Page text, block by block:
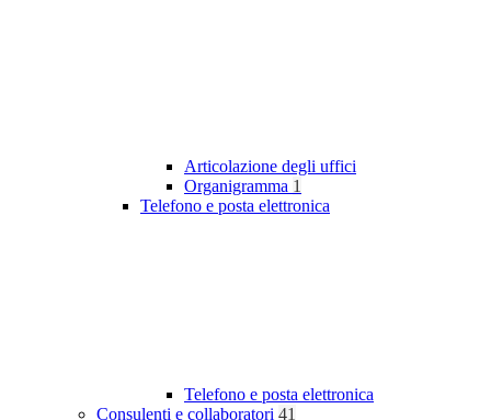
Articolazione degli uffici
Organigramma 1
Telefono e posta elettronica
Telefono e posta elettronica
Consulenti e collaboratori 41